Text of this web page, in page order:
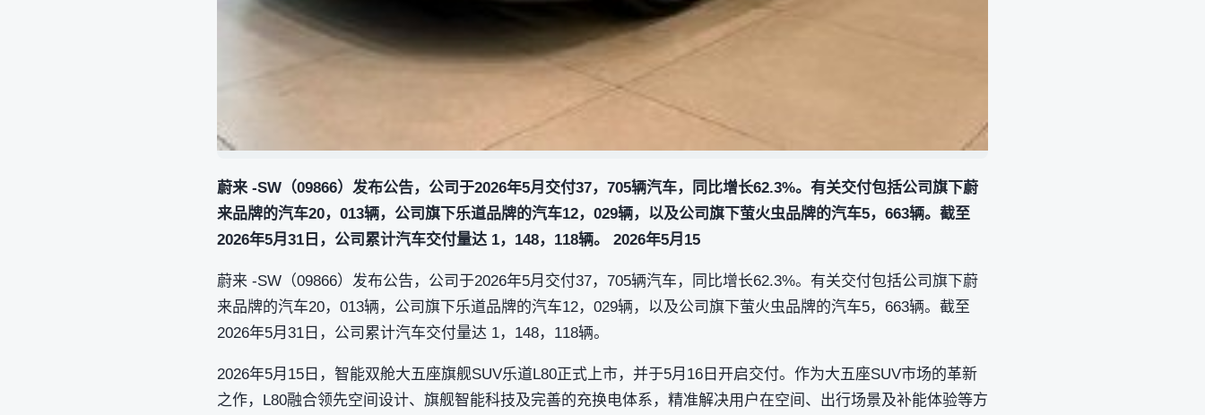
蔚来 -SW（09866）发布公告，公司于2026年5月交付37，705辆汽车，同比增长62.3%。有关交付包括公司旗下蔚
来品牌的汽车20，013辆，公司旗下乐道品牌的汽车12，029辆，以及公司旗下萤火虫品牌的汽车5，663辆。截至
2026年5月31日，公司累计汽车交付量达 1，148，118辆。 2026年5月15
蔚来 -SW（09866）发布公告，公司于2026年5月交付37，705辆汽车，同比增长62.3%。有关交付包括公司旗下蔚
来品牌的汽车20，013辆，公司旗下乐道品牌的汽车12，029辆，以及公司旗下萤火虫品牌的汽车5，663辆。截至
2026年5月31日，公司累计汽车交付量达 1，148，118辆。
2026年5月15日，智能双舱大五座旗舰SUV乐道L80正式上市，并于5月16日开启交付。作为大五座SUV市场的革新
之作，L80融合领先空间设计、旗舰智能科技及完善的充换电体系，精准解决用户在空间、出行场景及补能体验等方